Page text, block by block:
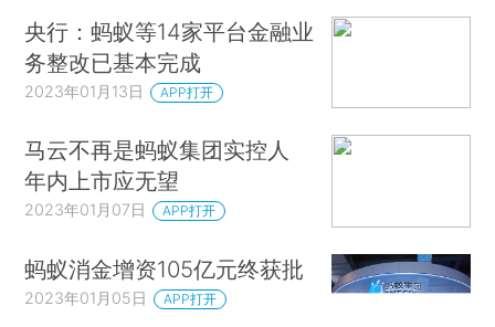
央行：蚂蚁等14家平台金融业
务整改已基本完成
2023年01月13日 APP打开
马云不再是蚂蚁集团实控人
年内上市应无望
2023年01月07日 APP打开
蚂蚁消金增资105亿元终获批
2023年01月05日 APP打开